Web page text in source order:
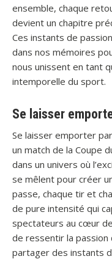
ensemble, chaque
devient un chapitre
Ces instants de
dans nos mémoires
nous unissent en tant
intemporelle du sport.
Se laisser
Se laisser emporter
un match de la Coupe
dans un univers où
se mêlent pour créer
passe, chaque tir et
de pure intensité qui
spectateurs au cœur de
de ressentir la
partager des instants